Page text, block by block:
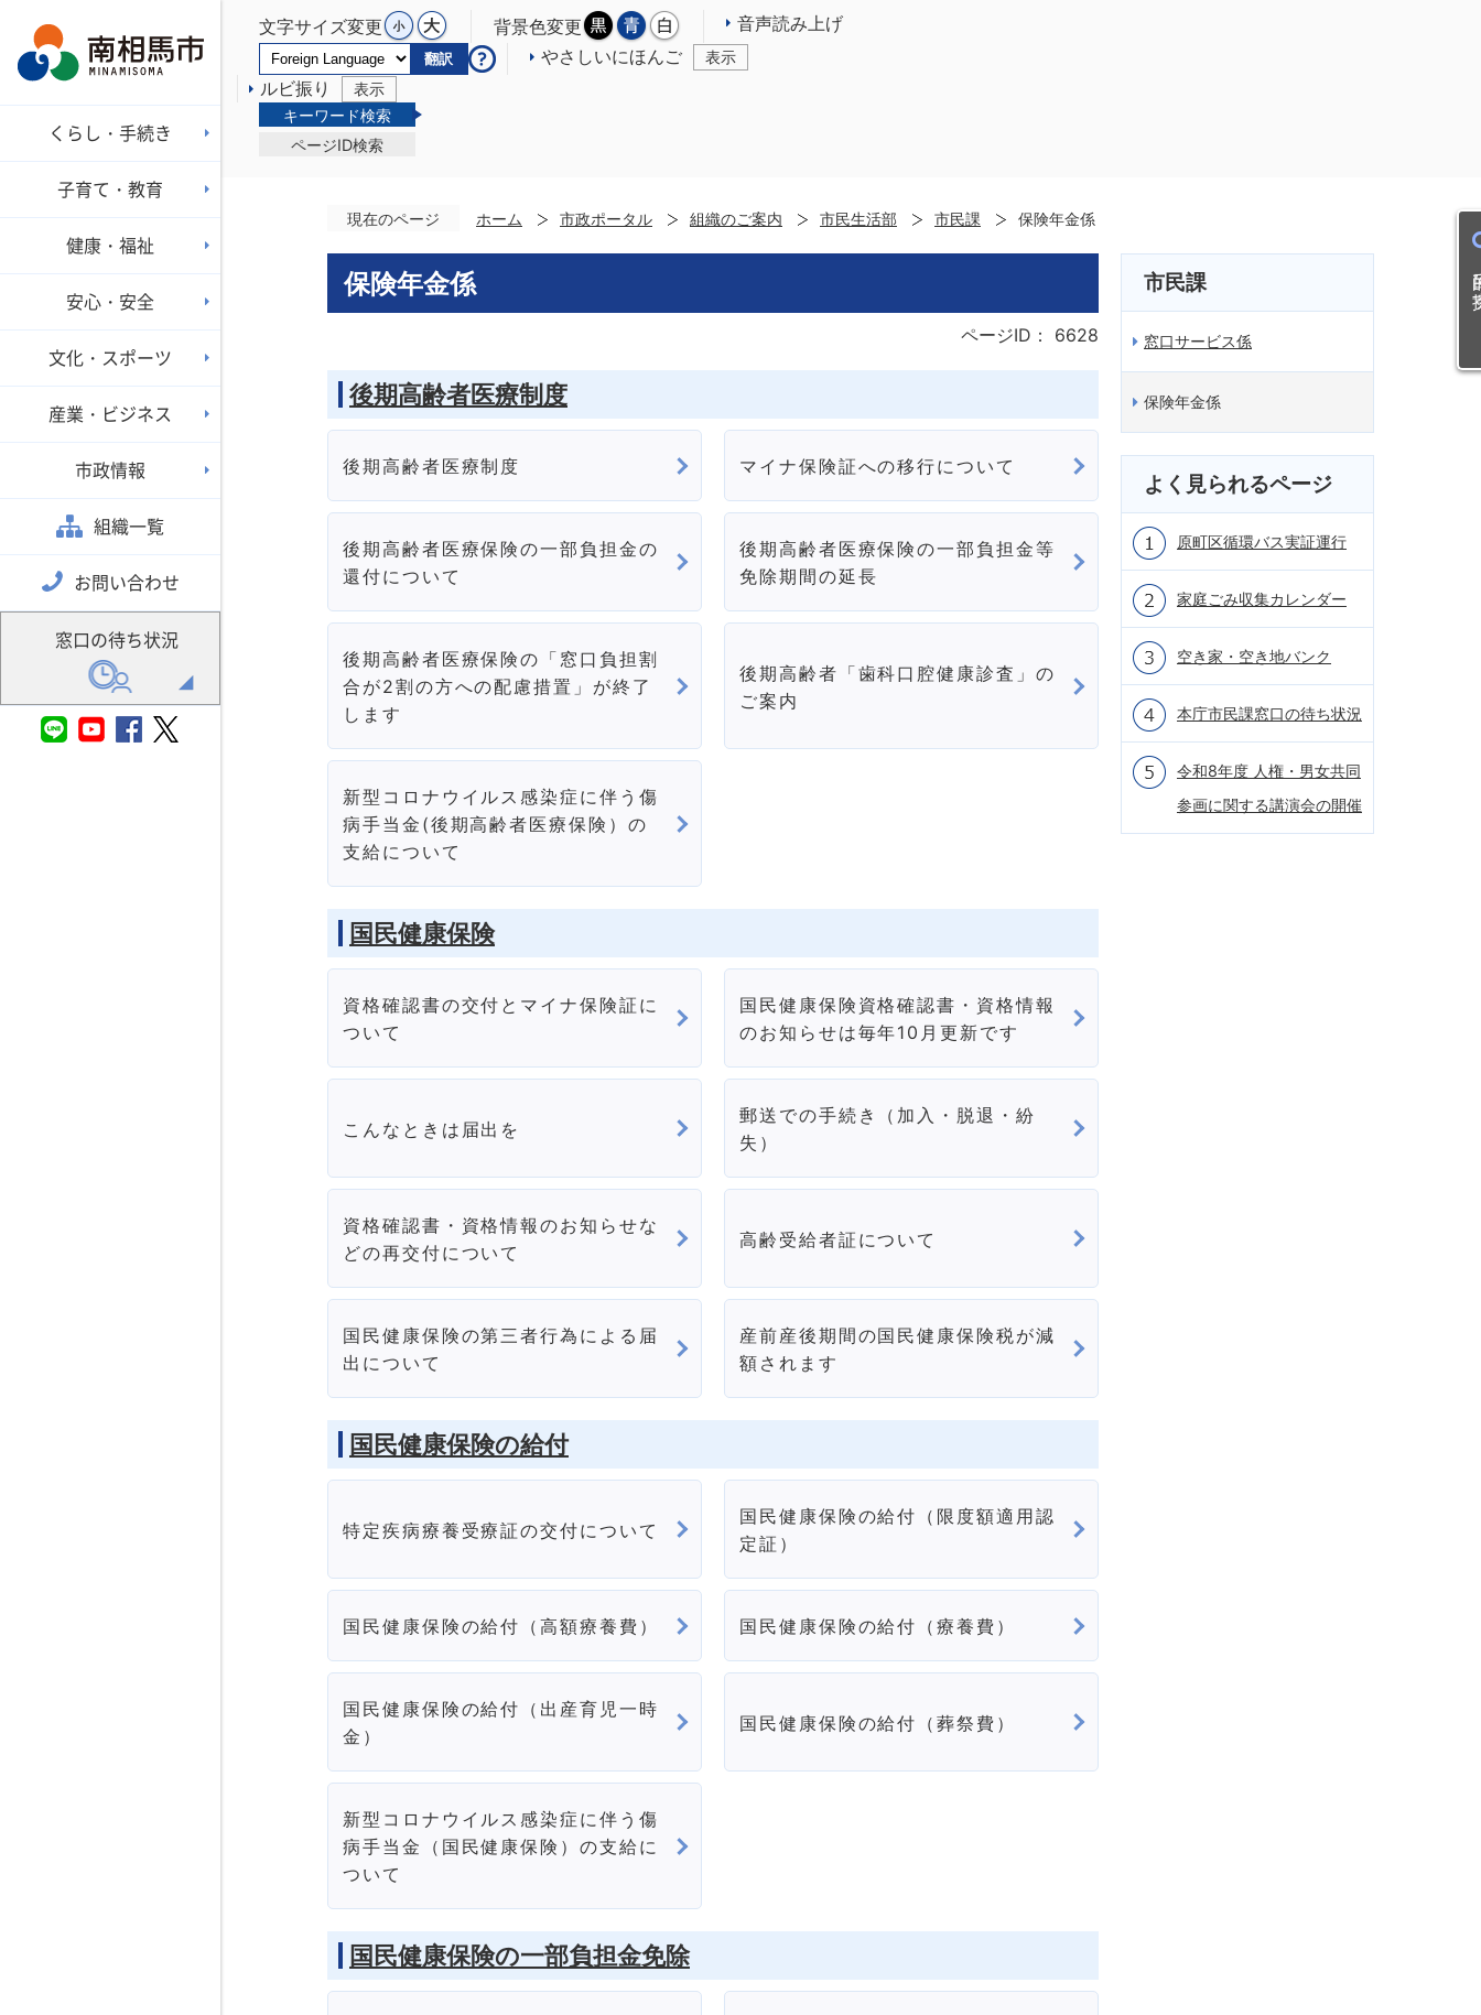
文字サイズ変更 背景色変更 音声読み上げ
翻訳 やさしいにほんご 表示
ルビ振り
表示
キーワード検索
ページID検索
くらし・手続き
子育て・教育
健康・福祉
安心・安全
文化・スポーツ
産業・ビジネス
市政情報
組織一覧
お問い合わせ
窓口の待ち状況
目
現在のページ ホーム 市政ポータル 組織のご案内 市民生活部 市民課 保険年金係
保険年金係
ページID： 6628
後期高齢者医療制度
後期高齢者医療制度 マイナ保険証への移行について
後期高齢者医療保険の一部負担金の
還付について
後期高齢者医療保険の一部負担金等
免除期間の延長
後期高齢者医療保険の「窓口負担割
合が2割の方への配慮措置」が終了
します
後期高齢者「歯科口腔健康診査」の
ご案内
新型コロナウイルス感染症に伴う傷
病手当金(後期高齢者医療保険）の
支給について
国民健康保険
資格確認書の交付とマイナ保険証に
ついて
国民健康保険資格確認書・資格情報
のお知らせは毎年10月更新です
こんなときは届出を
郵送での手続き（加入・脱退・紛
失）
資格確認書・資格情報のお知らせな
どの再交付について
高齢受給者証について
国民健康保険の第三者行為による届
出について
産前産後期間の国民健康保険税が減
額されます
国民健康保険の給付
特定疾病療養受療証の交付について
国民健康保険の給付（限度額適用認
定証）
国民健康保険の給付（高額療養費） 国民健康保険の給付（療養費）
国民健康保険の給付（出産育児一時
金）
国民健康保険の給付（葬祭費）
新型コロナウイルス感染症に伴う傷
病手当金（国民健康保険）の支給に
ついて
国民健康保険の一部負担金免除
市民課
窓口サービス係
保険年金係
よく見られるページ
原町区循環バス実証運行
家庭ごみ収集カレンダー
空き家・空き地バンク
本庁市民課窓口の待ち状況
令和8年度 人権・男女共同
参画に関する講演会の開催